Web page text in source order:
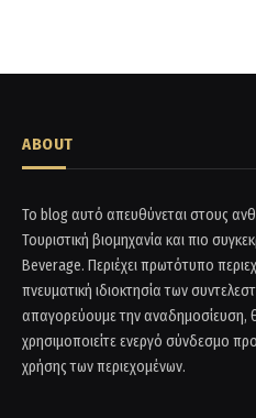
ABOUT
Το blog αυτό απευθύνεται στους
Τουριστική βιομηχανία και πιο
Beverage. Περιέχει πρωτότυπο
πνευματική ιδιοκτησία των
απαγορεύουμε την
χρησιμοποιείτε ενεργό σύνδεσμο
χρήσης των περιεχομένων.